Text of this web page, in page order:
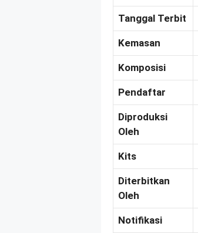
Tanggal Terbit
Kemasan
Komposisi
Pendaftar
Diproduksi
Oleh
Kits
Diterbitkan
Oleh
Notifikasi